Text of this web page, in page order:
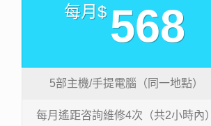
每月$ 568
5部主機/手提電腦（同一地點）
每月遙距咨詢維修4次（共2小時內）